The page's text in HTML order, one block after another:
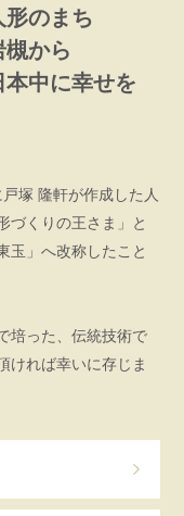
形のまち
槻から
本中に幸せを
塚 隆軒が作成した人
づくりの王さま」と
玉」へ改称したこと
培った、伝統技術で
ければ幸いに存じま